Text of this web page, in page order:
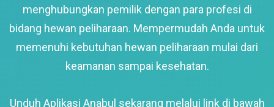
menghubungkan pemilik dengan para profesi di
bidang hewan peliharaan. Mempermudah Anda untuk
memenuhi kebutuhan hewan peliharaan mulai dari
keamanan sampai kesehatan.
Unduh Aplikasi Anabul sekarang melalui link di bawah